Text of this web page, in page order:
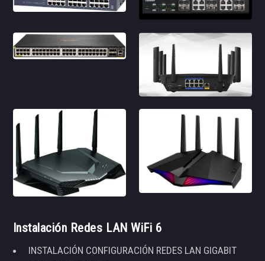
Instalación Redes LAN WiFi 6
INSTALACIÓN CONFIGURACIÓN REDES LAN GIGABIT